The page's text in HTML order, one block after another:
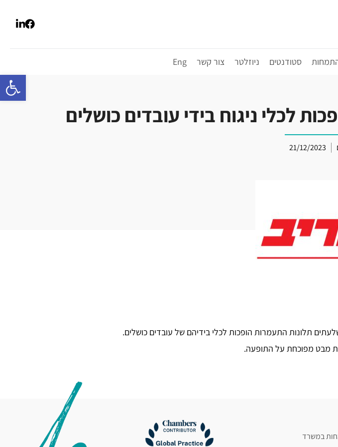
פתח
סטודנטים ניוזלטר צור קשר Eng
לכלי ניגוח בידי עובדים כושלים
21/12/2023
תלונות התעמרות הופכות לכלי בידיהם של עובדים כושלים.
מבט מפוכחת על התופעה.
במשרד